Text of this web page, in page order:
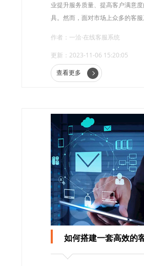
业提升服务质量、提高客户满意
具。然而，面对市场上众多的客
我们将为您详细介绍一洽客服系统
造极致客户体验，让客服工作更高
作者：一洽·在线客服系统
更新：2023-11-06 15:20:05
查看更多
如何搭建一套高效的